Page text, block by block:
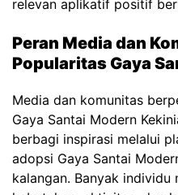
relevan aplikatif positif
Peran Media dan
Popularitas Gaya
Media dan komunitas
Gaya Santai Modern
berbagi inspirasi melalui
adopsi Gaya Santai
kalangan. Banyak individu